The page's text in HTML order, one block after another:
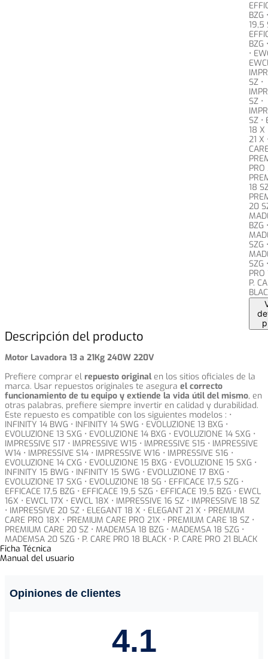
BZG
19,5
BZG
•
SZ •
SZ •
SZ •
18 X
21 X
PRO
18
20
BZG •
SZG •
SZG
PRO
P.
Descripción del producto
Motor Lavadora 13 a 21Kg 240W 220V
Prefiere comprar el repuesto originalen los sitios oficiales de la
marca. Usar repuestos originales te asegura el correcto
funcionamiento de tu equipo y extiende la vida útil del mismo, en
otras palabras, prefiere siempre invertir en calidad y durabilidad.
Este repuesto es compatible con los siguientes modelos : •
INFINITY 14 BWG • INFINITY 14 SWG • EVOLUZIONE 13 BXG •
EVOLUZIONE 13 SXG • EVOLUZIONE 14 BXG • EVOLUZIONE 14 SXG •
IMPRESSIVE S17 • IMPRESSIVE W15 • IMPRESSIVE S15 • IMPRESSIVE
W14 • IMPRESSIVE S14 • IMPRESSIVE W16 • IMPRESSIVE S16 •
EVOLUZIONE 14 CXG • EVOLUZIONE 15 BXG • EVOLUZIONE 15 SXG •
INFINITY 15 BWG • INFINITY 15 SWG • EVOLUZIONE 17 BXG •
EVOLUZIONE 17 SXG • EVOLUZIONE 18 SG • EFFICACE 17,5 SZG •
EFFICACE 17,5 BZG • EFFICACE 19,5 SZG • EFFICACE 19,5 BZG • EWCL
16X • EWCL 17X • EWCL 18X • IMPRESSIVE 16 SZ • IMPRESSIVE 18 SZ
• IMPRESSIVE 20 SZ • ELEGANT 18 X • ELEGANT 21 X • PREMIUM
CARE PRO 18X • PREMIUM CARE PRO 21X • PREMIUM CARE 18 SZ •
PREMIUM CARE 20 SZ • MADEMSA 18 BZG • MADEMSA 18 SZG •
MADEMSA 20 SZG • P. CARE PRO 18 BLACK • P. CARE PRO 21 BLACK
Ficha Técnica
Manual del usuario
Este producto no tiene manual registrado
Opiniones de clientes
4.1